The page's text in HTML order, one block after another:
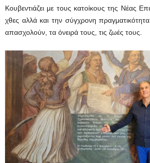
Κουβεντιάζει με τους κατοίκους της Νέας
χθες αλλά και την σύγχρονη
απασχολούν, τα όνειρά τους, τις ζωές τους.